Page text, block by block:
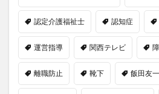
認定介護福祉士 認知症
運営指導 関西テレビ
離職防止 靴下 飯田友一